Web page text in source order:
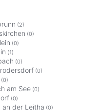
(2)
(0)
(0)
(1)
(0)
(0)
(0)
am See (0)
(0)
an der Leitha (0)